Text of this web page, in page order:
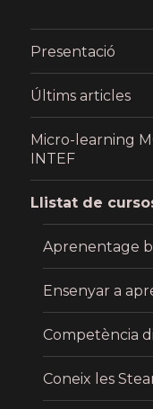
Presentació
Últims articles
Micro-learning
INTEF
Llistat de
Aprenentage
Ensenyar a
Competència
Coneix les